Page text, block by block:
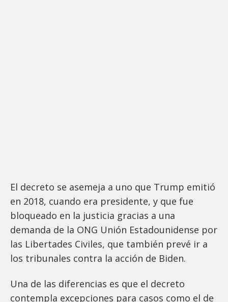
El decreto se asemeja a uno que Trump emitió
en 2018, cuando era presidente, y que fue
bloqueado en la justicia gracias a una
demanda de la ONG Unión Estadounidense por
las Libertades Civiles, que también prevé ir a
los tribunales contra la acción de Biden.
Una de las diferencias es que el decreto
contempla excepciones para casos como el de